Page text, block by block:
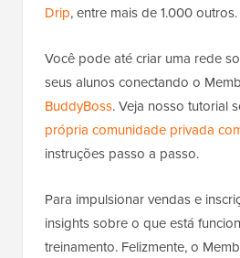
Drip, entre mais de 1.000 outros.
Você pode até criar uma rede
seus alunos conectando o
BuddyBoss. Veja nosso tutorial
própria comunidade privada
instruções passo a passo.
Para impulsionar vendas e
insights sobre o que está
treinamento. Felizmente, o